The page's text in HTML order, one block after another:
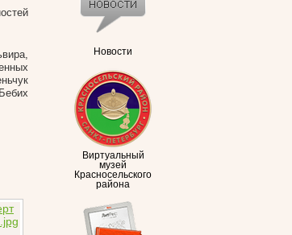
Новости
Виртуальный
музей
Красносельского
района